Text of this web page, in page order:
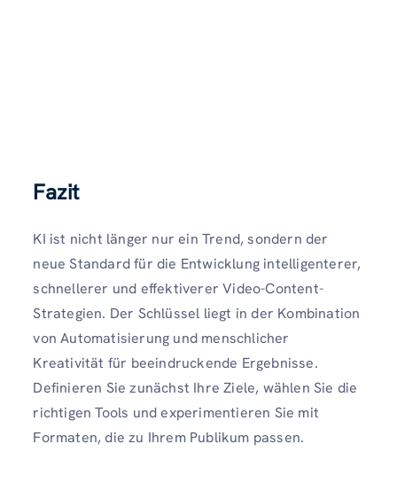
Fazit
KI ist nicht länger nur ein Trend, sondern der
neue Standard für die Entwicklung intelligenterer,
schnellerer und effektiverer Video-Content-
Strategien. Der Schlüssel liegt in der Kombination
von Automatisierung und menschlicher
Kreativität für beeindruckende Ergebnisse.
Definieren Sie zunächst Ihre Ziele, wählen Sie die
richtigen Tools und experimentieren Sie mit
Formaten, die zu Ihrem Publikum passen.